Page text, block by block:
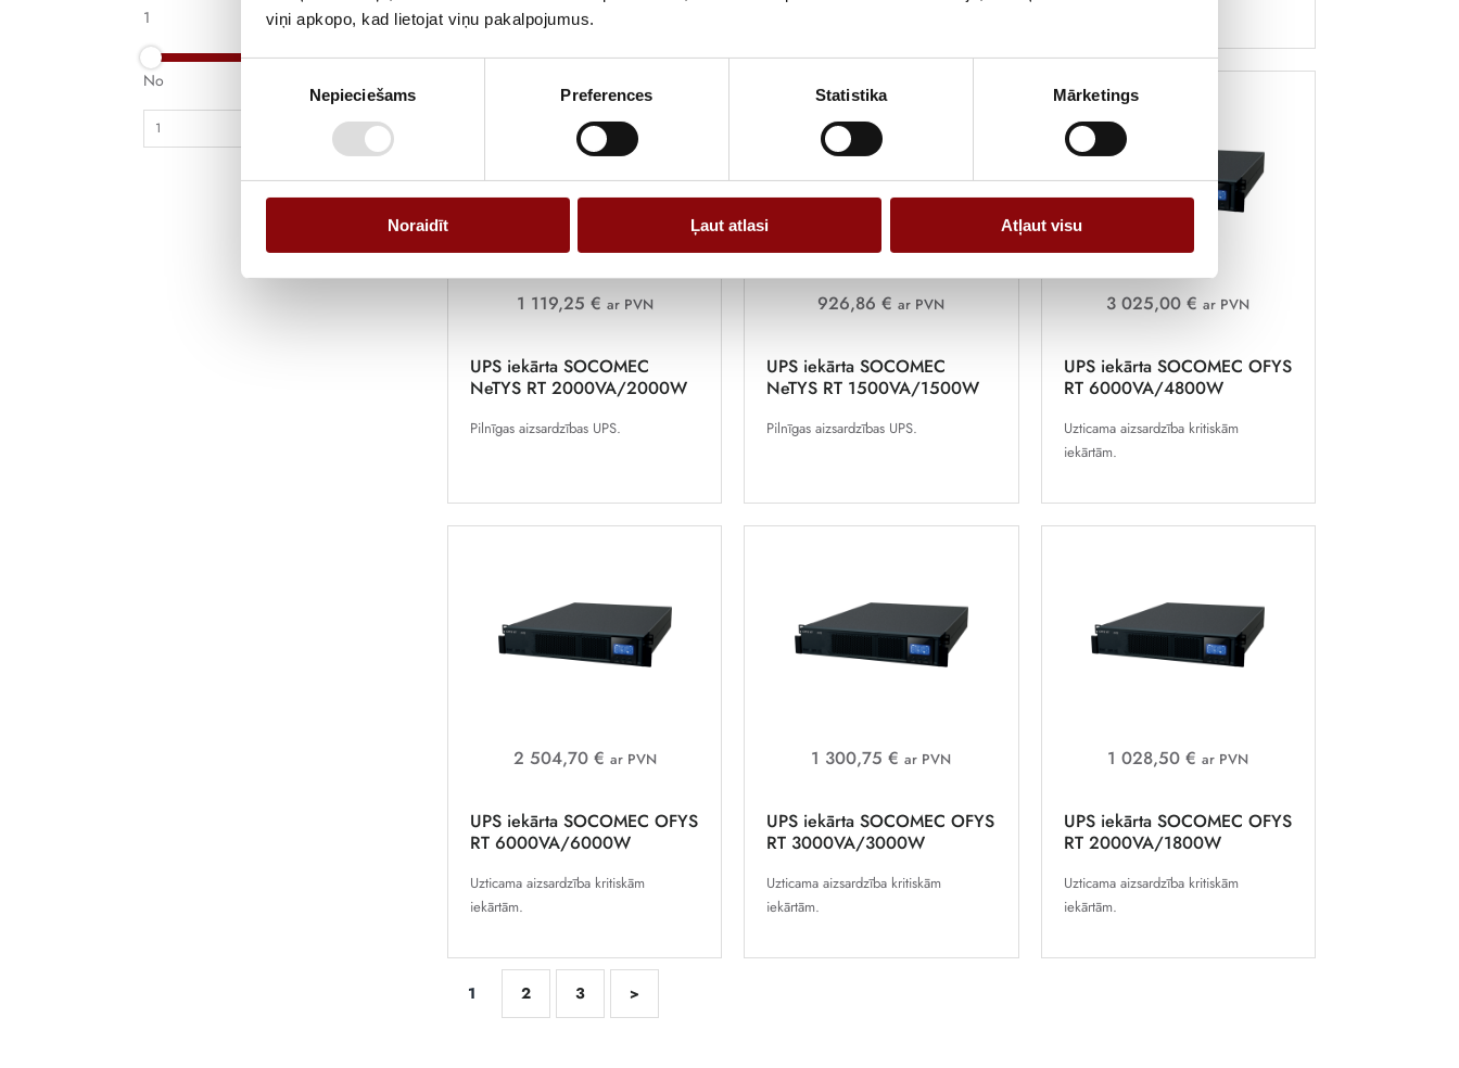
viņi apkopo, kad lietojat viņu pakalpojumus.
Nepieciešams Preferences Statistika Mārketings
Noraidīt Ļaut atlasi Atļaut visu
1 10
No
1 119,25 € ar PVN
UPS iekārta SOCOMEC
NeTYS RT 2000VA/2000W
Pilnīgas aizsardzības UPS.
926,86 € ar PVN
UPS iekārta SOCOMEC
NeTYS RT 1500VA/1500W
Pilnīgas aizsardzības UPS.
3 025,00 € ar PVN
UPS iekārta SOCOMEC OFYS
RT 6000VA/4800W
Uzticama aizsardzība kritiskām
iekārtām.
2 504,70 € ar PVN
UPS iekārta SOCOMEC OFYS
RT 6000VA/6000W
Uzticama aizsardzība kritiskām
iekārtām.
1 300,75 € ar PVN
UPS iekārta SOCOMEC OFYS
RT 3000VA/3000W
Uzticama aizsardzība kritiskām
iekārtām.
1 028,50 € ar PVN
UPS iekārta SOCOMEC OFYS
RT 2000VA/1800W
Uzticama aizsardzība kritiskām
iekārtām.
1 2 3 >